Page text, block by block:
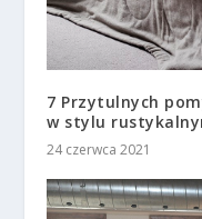
7 Przytulnych
w stylu
24 czerwca 2021